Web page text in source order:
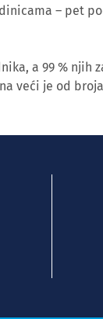
– pet
a 99 %
veći je od